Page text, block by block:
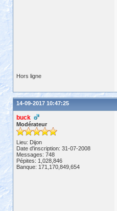
Hors ligne
14-09-2017 10:47:25
buck
Modérateur
Lieu: Dijon
Date d'inscription: 31-07-2008
Messages: 748
Pépites: 1,028,846
Banque: 171,170,849,654